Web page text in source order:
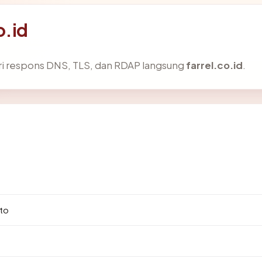
DNS, TLS, dan RDAP langsung farrel.co.id.